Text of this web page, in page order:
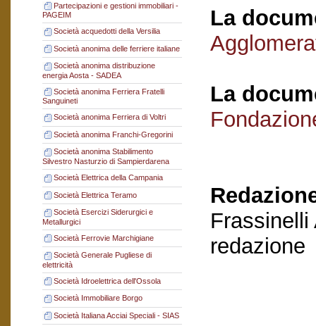
Partecipazioni e gestioni immobiliari -
PAGEIM
Società acquedotti della Versilia
Società anonima delle ferriere italiane
Società anonima distribuzione
energia Aosta - SADEA
Società anonima Ferriera Fratelli
Sanguineti
Società anonima Ferriera di Voltri
Società anonima Franchi-Gregorini
Società anonima Stabilimento
Silvestro Nasturzio di Sampierdarena
Società Elettrica della Campania
Società Elettrica Teramo
Società Esercizi Siderurgici e
Metallurgici
Società Ferrovie Marchigiane
Società Generale Pugliese di
elettricità
Società Idroelettrica dell'Ossola
Società Immobiliare Borgo
Società Italiana Acciai Speciali - SIAS
La
La
Frassinelli
redazione